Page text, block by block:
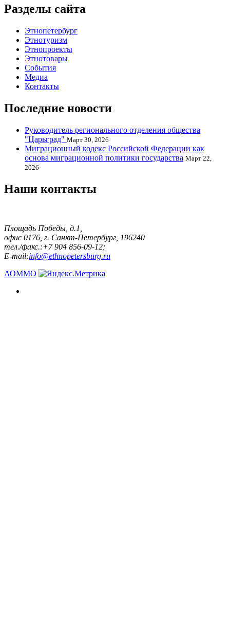
Разделы сайта
Этнопетербург
Этнотуризм
Этнопроекты
Этнотовары
События
Медиа
Контакты
Последние новости
Руководитель регионального отделения общества
"Царьград" Март 30, 2026
Миграционный кодекс Российской Федерации как
основа миграционной политики государства Март 22,
2026
Наши контакты
Площадь Победы, д.1,
офис 0176, г. Санкт-Петербург, 196240
тел./факс.:+7 904 856-09-12;
E-mail:info@ethnopetersburg.ru
АОММО